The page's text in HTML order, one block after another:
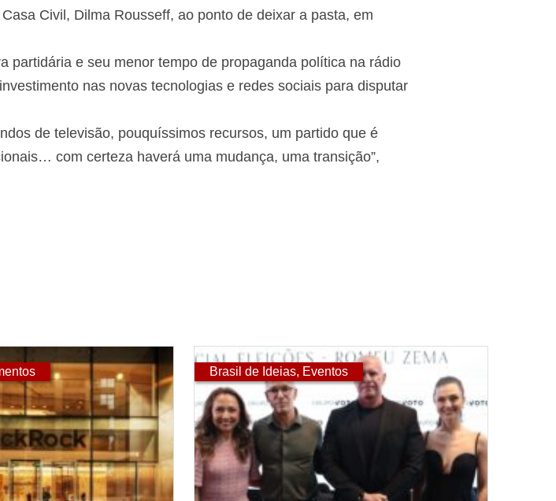
Civil, Dilma Rousseff, ao ponto de deixar a pasta, em
partidária e seu menor tempo de propaganda política na rádio
nas novas tecnologias e redes sociais para disputar
de televisão, pouquíssimos recursos, um partido que é
com certeza haverá uma mudança, uma transição”,
Brasil de Ideias, Eventos